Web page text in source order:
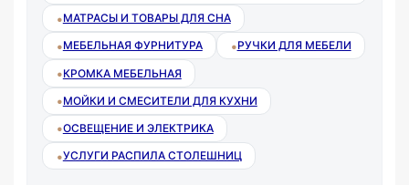
•МАТРАСЫ И ТОВАРЫ ДЛЯ СНА
•МЕБЕЛЬНАЯ ФУРНИТУРА •РУЧКИ ДЛЯ МЕБЕЛИ
•КРОМКА МЕБЕЛЬНАЯ
•МОЙКИ И СМЕСИТЕЛИ ДЛЯ КУХНИ
•ОСВЕЩЕНИЕ И ЭЛЕКТРИКА
•УСЛУГИ РАСПИЛА СТОЛЕШНИЦ